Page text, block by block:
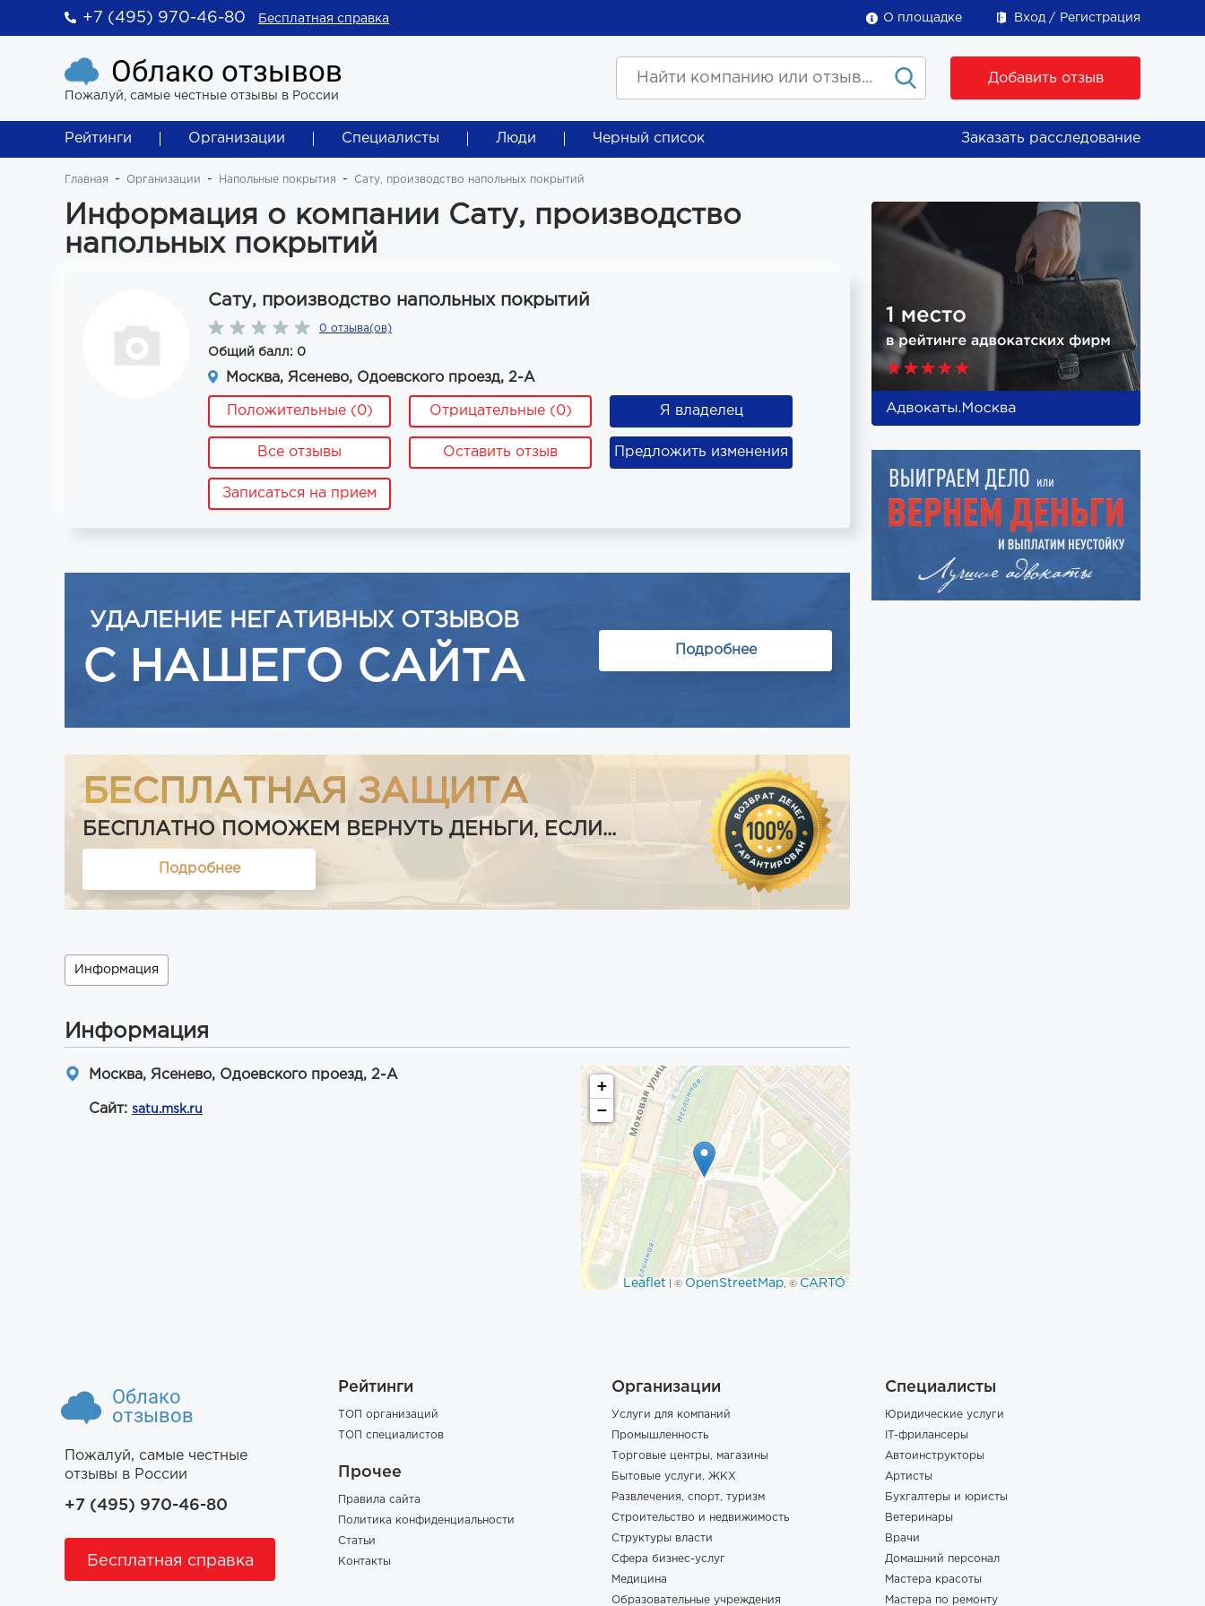
+7 (495) 970-46-80 Бесплатная справка О площадке Вход Регистрация
Облако отзывов
Пожалуй, самые честные отзывы в России
Добавить отзыв
Рейтинги Организации Специалисты Люди Черный список Заказать расследование
Главная Организации Напольные покрытия Сату, производство напольных покрытий
Информация о компании Сату, производство
напольных покрытий
Сату, производство напольных покрытий
0 отзыва(ов)
Общий балл: 0
Москва, Ясенево, Одоевского проезд, 2-А
Положительные (0) Отрицательные (0) Я владелец
Все отзывы Оставить отзыв Предложить изменения
Записаться на прием
УДАЛЕНИЕ НЕГАТИВНЫХ ОТЗЫВОВ
С НАШЕГО САЙТА Подробнее
БЕСПЛАТНАЯ ЗАЩИТА
БЕСПЛАТНО ПОМОЖЕМ ВЕРНУТЬ ДЕНЬГИ, ЕСЛИ...
Подробнее
Информация
Информация
Москва, Ясенево, Одоевского проезд, 2-А
Сайт: satu.msk.ru
+
−
Leaflet | © OpenStreetMap, © CARTO
Облако
отзывов
Пожалуй, самые честные
отзывы в России
+7 (495) 970-46-80
Бесплатная справка
Рейтинги
ТОП организаций
ТОП специалистов
Прочее
Правила сайта
Политика конфиденциальности
Статьи
Контакты
Организации
Услуги для компаний
Промышленность
Торговые центры, магазины
Бытовые услуги, ЖКХ
Развлечения, спорт, туризм
Строительство и недвижимость
Структуры власти
Сфера бизнес-услуг
Медицина
Образовательные учреждения
Специалисты
Юридические услуги
IT-фрилансеры
Автоинструкторы
Артисты
Бухгалтеры и юристы
Ветеринары
Врачи
Домашний персонал
Мастера красоты
Мастера по ремонту